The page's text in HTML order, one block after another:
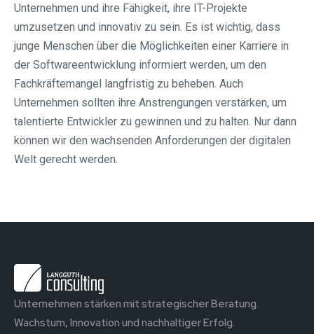
Unternehmen und ihre Fähigkeit, ihre IT-Projekte
umzusetzen und innovativ zu sein. Es ist wichtig, dass
junge Menschen über die Möglichkeiten einer Karriere in
der Softwareentwicklung informiert werden, um den
Fachkräftemangel langfristig zu beheben. Auch
Unternehmen sollten ihre Anstrengungen verstärken, um
talentierte Entwickler zu gewinnen und zu halten. Nur dann
können wir den wachsenden Anforderungen der digitalen
Welt gerecht werden.
Unternehmen stärken mit strategischer Beratung.
Wachstum, Innovation und nachhaltiger Erfolg.